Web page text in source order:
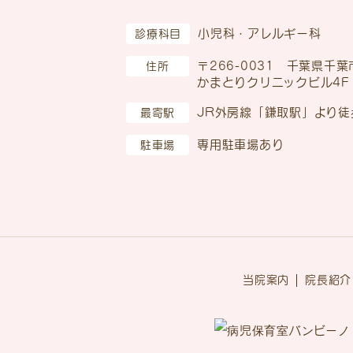
診療科目 小児科・アレルギー科
住所 〒266-0031 千葉県千
かまとりクリニックビル4F
最寄駅 JR外房線「鎌取駅」より
駐車場 専用駐車場あり
当院案内 院長紹介